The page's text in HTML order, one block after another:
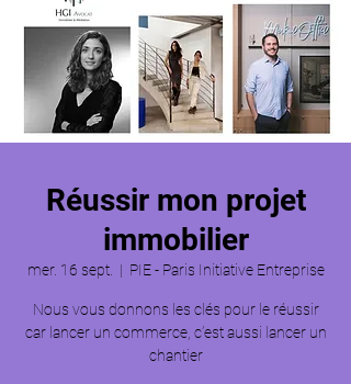
Réussir mon projet
immobilier
mer. 16 sept.
  |
PIE - Paris Initiative Entreprise
Nous vous donnons les clés pour le réussir
car lancer un commerce, c’est aussi lancer un
chantier